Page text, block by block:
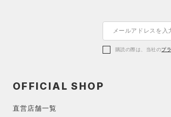
（0）
購読の際は、当社のプ
OFFICIAL SHOP
直営店舗一覧